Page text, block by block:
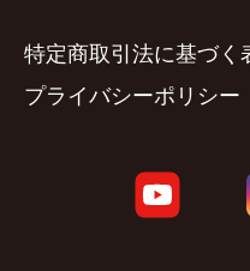
特定商取引法に基づく
プライバシーポリシー